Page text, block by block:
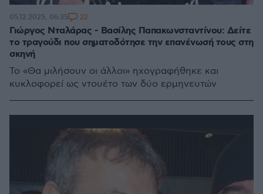
Γιώργος Νταλάρας - Βασίλης Παπακωνσταντίνου: Δείτε
το τραγούδι που σηματοδότησε την επανένωσή τους στη
σκηνή
Το «Θα μιλήσουν οι άλλοι» ηχογραφήθηκε και
κυκλοφορεί ως ντουέτο των δύο ερμηνευτών
05.12.2025, 06:35 22